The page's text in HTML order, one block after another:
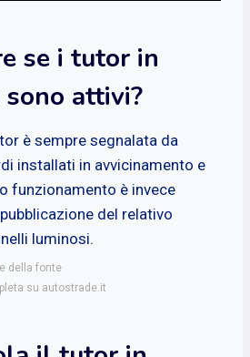
se i tutor in
attivi?
è sempre segnalata da
installati in avvicinamento e
funzionamento è invece
del relativo
luminosi.
della fonte
su autostrade.it